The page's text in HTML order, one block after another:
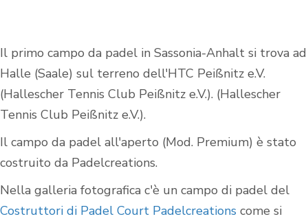
Il primo campo da padel in Sassonia-Anhalt si trova ad
Halle (Saale) sul terreno dell'HTC Peißnitz e.V.
(Hallescher Tennis Club Peißnitz e.V.). (Hallescher
Tennis Club Peißnitz e.V.).
Il campo da padel all'aperto (Mod. Premium) è stato
costruito da Padelcreations.
Nella galleria fotografica c'è un campo di padel del
Costruttori di Padel Court Padelcreations come si